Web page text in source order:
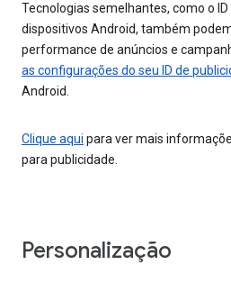
Tecnologias semelhantes, como o
dispositivos Android, também
performance de anúncios e
as configurações do seu ID de
Android.
Clique aqui para ver mais
para publicidade.
Personalização